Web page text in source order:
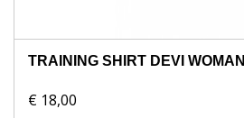
TRAINING SHIRT DEVI WOMAN
€ 18,00